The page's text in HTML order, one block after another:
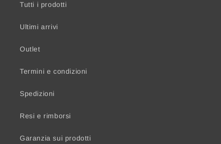
Tutti i prodotti
Ultimi arrivi
Outlet
Termini e condizioni
Spedizioni
Resi e rimborsi
Garanzia sui prodotti